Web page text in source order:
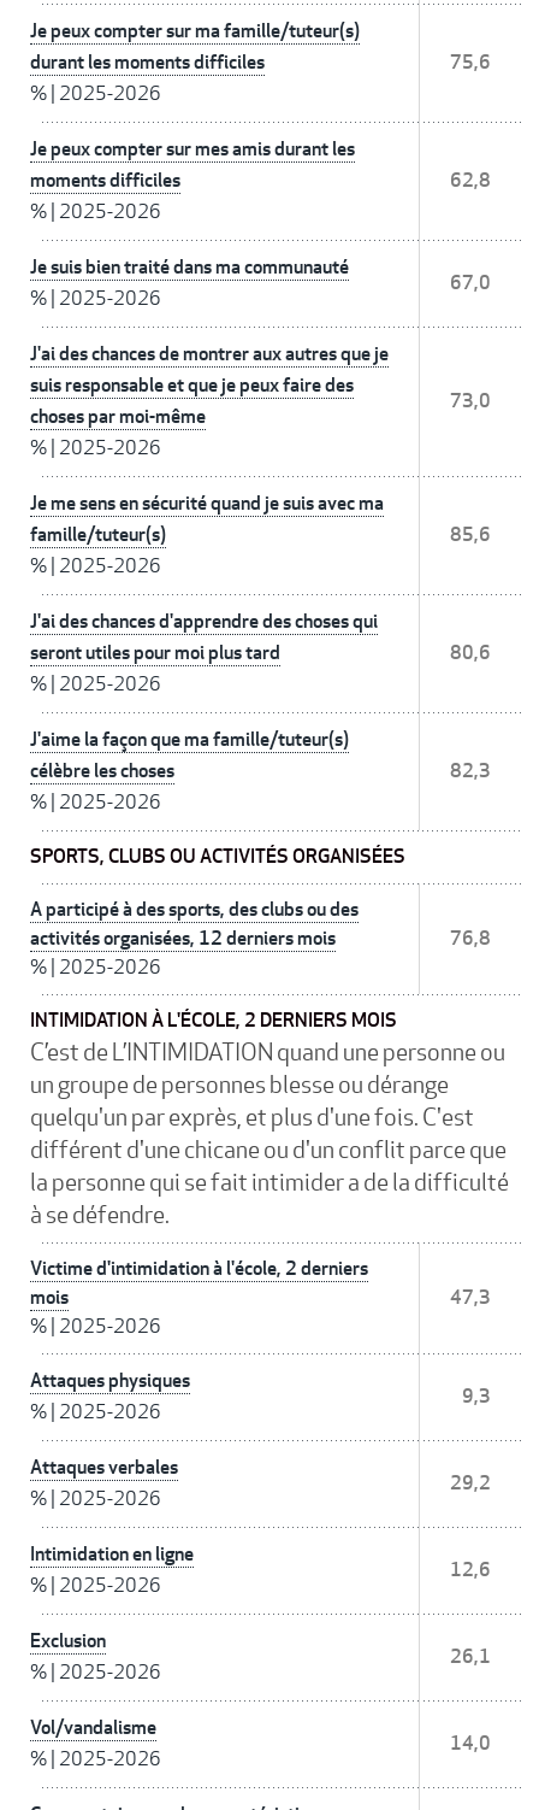
Je peux compter sur ma famille/tuteur(s)
durant les moments difficiles
% 2025-2026
75,6
Je peux compter sur mes amis durant les
moments difficiles
% 2025-2026
62,8
Je suis bien traité dans ma communauté
% 2025-2026
67,0
J'ai des chances de montrer aux autres que je
suis responsable et que je peux faire des
choses par moi-même
% 2025-2026
73,0
Je me sens en sécurité quand je suis avec ma
famille/tuteur(s)
% 2025-2026
85,6
J'ai des chances d'apprendre des choses qui
seront utiles pour moi plus tard
% 2025-2026
80,6
J'aime la façon que ma famille/tuteur(s)
célèbre les choses
% 2025-2026
82,3
SPORTS, CLUBS OU ACTIVITÉS ORGANISÉES
A participé à des sports, des clubs ou des
activités organisées, 12 derniers mois
% 2025-2026
76,8
INTIMIDATION À L'ÉCOLE, 2 DERNIERS MOIS
C’est de L’INTIMIDATION quand une personne ou
un groupe de personnes blesse ou dérange
quelqu'un par exprès, et plus d'une fois. C'est
différent d'une chicane ou d'un conflit parce que
la personne qui se fait intimider a de la difficulté
à se défendre.
Victime d'intimidation à l'école, 2 derniers
mois
% 2025-2026
47,3
Attaques physiques
% 2025-2026
9,3
Attaques verbales
% 2025-2026
29,2
Intimidation en ligne
% 2025-2026
12,6
Exclusion
% 2025-2026
26,1
Vol/vandalisme
% 2025-2026
14,0